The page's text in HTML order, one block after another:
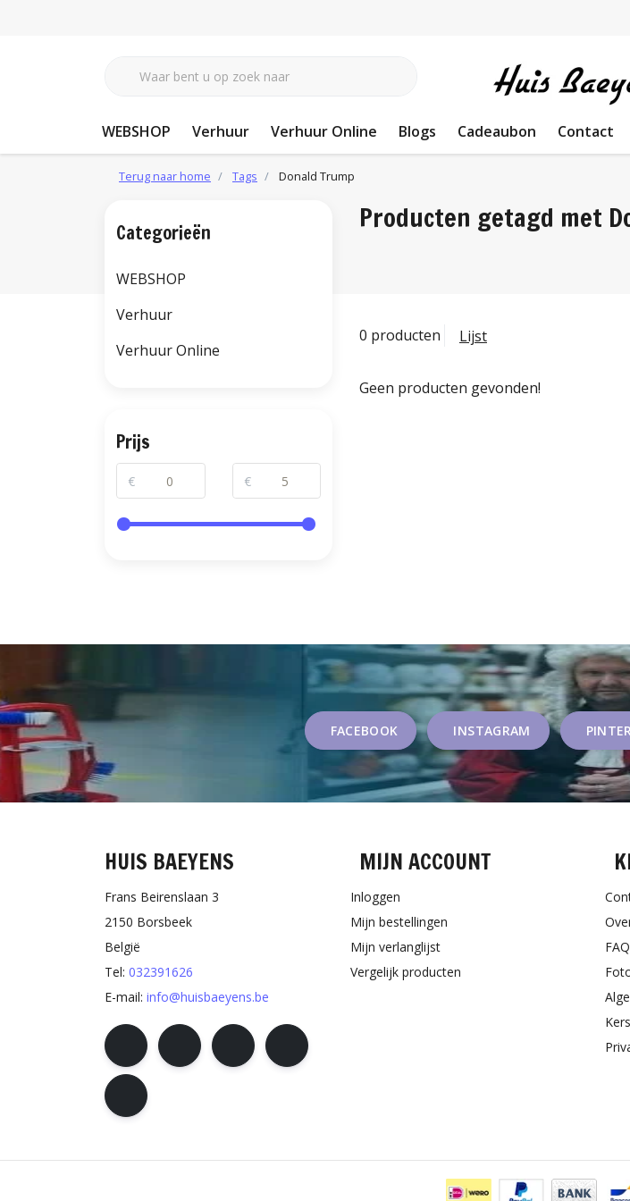
WEBSHOP Verhuur Verhuur Online Blogs Cadeaubon Contact
Terug naar home Tags Donald Trump
Producten getagd met
0 producten Lijst
Geen producten gevonden!
Categorieën
WEBSHOP
Verhuur
Verhuur Online
Prijs
€ €
FACEBOOK INSTAGRAM
HUIS BAEYENS
Frans Beirenslaan 3
2150 Borsbeek
België
Tel: 032391626
E-mail: info@huisbaeyens.be
MIJN ACCOUNT
Inloggen
Mijn bestellingen
Mijn verlanglijst
Vergelijk producten
FAQ